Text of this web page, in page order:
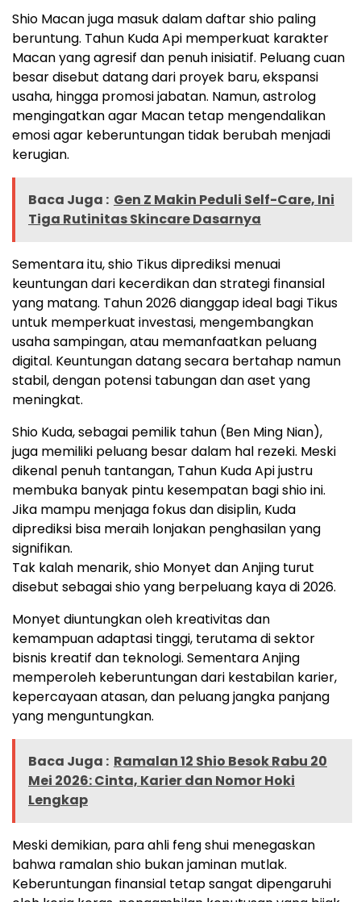
Shio Macan juga masuk dalam daftar shio paling
beruntung. Tahun Kuda Api memperkuat karakter
Macan yang agresif dan penuh inisiatif. Peluang cuan
besar disebut datang dari proyek baru, ekspansi
usaha, hingga promosi jabatan. Namun, astrolog
mengingatkan agar Macan tetap mengendalikan
emosi agar keberuntungan tidak berubah menjadi
kerugian.
Baca Juga : Gen Z Makin Peduli Self-Care, Ini
Tiga Rutinitas Skincare Dasarnya
Sementara itu, shio Tikus diprediksi menuai
keuntungan dari kecerdikan dan strategi finansial
yang matang. Tahun 2026 dianggap ideal bagi Tikus
untuk memperkuat investasi, mengembangkan
usaha sampingan, atau memanfaatkan peluang
digital. Keuntungan datang secara bertahap namun
stabil, dengan potensi tabungan dan aset yang
meningkat.
Shio Kuda, sebagai pemilik tahun (Ben Ming Nian),
juga memiliki peluang besar dalam hal rezeki. Meski
dikenal penuh tantangan, Tahun Kuda Api justru
membuka banyak pintu kesempatan bagi shio ini.
Jika mampu menjaga fokus dan disiplin, Kuda
diprediksi bisa meraih lonjakan penghasilan yang
signifikan.
Tak kalah menarik, shio Monyet dan Anjing turut
disebut sebagai shio yang berpeluang kaya di 2026.
Monyet diuntungkan oleh kreativitas dan
kemampuan adaptasi tinggi, terutama di sektor
bisnis kreatif dan teknologi. Sementara Anjing
memperoleh keberuntungan dari kestabilan karier,
kepercayaan atasan, dan peluang jangka panjang
yang menguntungkan.
Baca Juga : Ramalan 12 Shio Besok Rabu 20
Mei 2026: Cinta, Karier dan Nomor Hoki
Lengkap
Meski demikian, para ahli feng shui menegaskan
bahwa ramalan shio bukan jaminan mutlak.
Keberuntungan finansial tetap sangat dipengaruhi